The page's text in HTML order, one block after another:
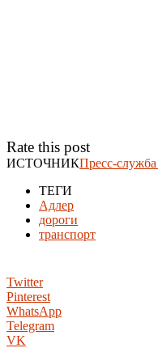
Rate this post
ИСТОЧНИКПресс-
ТЕГИ
Адлер
дороги
транспорт
Twitter
Pinterest
WhatsApp
Telegram
VK